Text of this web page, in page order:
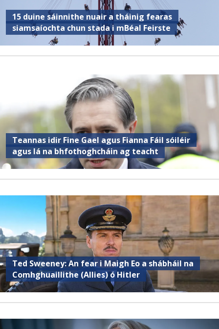
15 duine sáinnithe nuair a tháinig fearas
siamsaíochta chun stada i mBéal Feirste
Teannas idir Fine Gael agus Fianna Fáil sóiléir
agus lá na bhfothoghcháin ag teacht
Ted Sweeney: An fear i Maigh Eo a shábháil na
Comhghuaillithe (Allies) ó Hitler